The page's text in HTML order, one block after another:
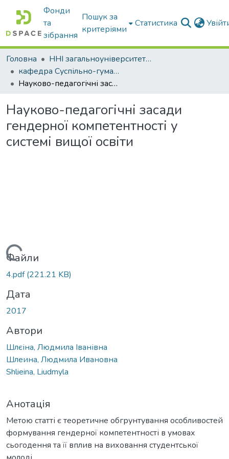
Фонди
та
зібрання
Пошук за
критеріями
Статистика
Головна
ННІ загальноуніверситетської підготовки
кафедра Суспільно-гуманітарні науки
Науково-педагогічні засади гендерної компетентності у системі вищої освіти
Науково-педагогічні засади
гендерної компетентності у
системі вищої освіти
Вантажиться...
Файли
4.pdf(221.21 KB)
Дата
2017
Автори
Шлєіна, Людмила Іванівна
Шлеина, Людмила Ивановна
Shlieina, Liudmyla
Анотація
Метою статті є теоретичне обгрунтування особливостей
формування гендерної компетентності в умовах
сьогодення та її вплив на виховання студентської